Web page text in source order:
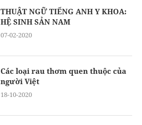
THUẬT NGỮ TIẾNG ANH Y KHOA:
HỆ SINH SẢN NAM
07-02-2020
Các loại rau thơm quen thuộc của
người Việt
18-10-2020